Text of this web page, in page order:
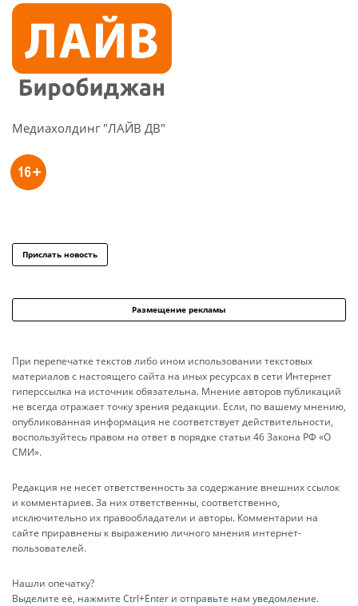
Медиахолдинг "ЛАЙВ ДВ"
Прислать новость
Размещение рекламы
При перепечатке текстов либо ином использовании текстовых
материалов с настоящего сайта на иных ресурсах в сети Интернет
гиперссылка на источник обязательна. Мнение авторов публикаций
не всегда отражает точку зрения редакции. Если, по вашему мнению,
опубликованная информация не соответствует действительности,
воспользуйтесь правом на ответ в порядке статьи 46 Закона РФ «О
СМИ».
Редакция не несет ответственность за содержание внешних ссылок
и комментариев. За них ответственны, соответственно,
исключительно их правообладатели и авторы. Комментарии на
сайте приравнены к выражению личного мнения интернет-
пользователей.
Нашли опечатку?
Выделите её, нажмите Ctrl+Enter и отправьте нам уведомление.